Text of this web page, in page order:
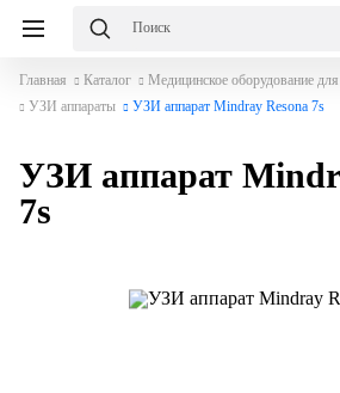
Главная Каталог
Медицинское оборудование
УЗИ аппараты
УЗИ аппарат Mindray Resona 7s
УЗИ аппарат
7s